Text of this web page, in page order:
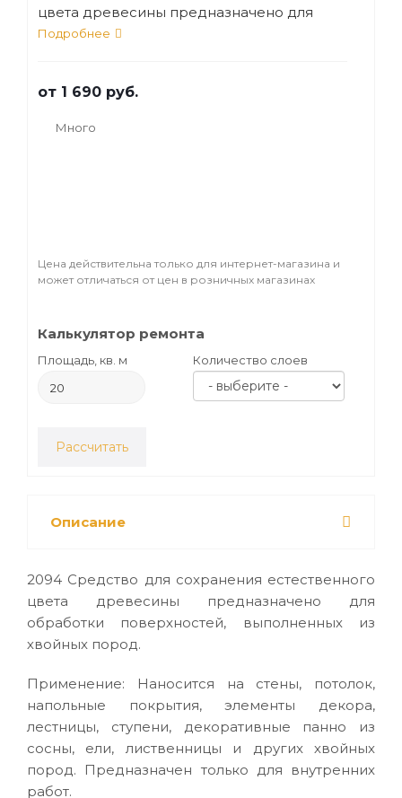
цвета древесины предназначено для
обработки поверхностей, выполненных из
Подробнее
от 1 690 руб.
Много
Цена действительна только для интернет-магазина и
может отличаться от цен в розничных магазинах
Калькулятор ремонта
Площадь, кв. м Количество слоев
Рассчитать
Описание
2094 Средство для сохранения естественного
цвета древесины предназначено для
обработки поверхностей, выполненных из
хвойных пород.
Применение: Наносится на стены, потолок,
напольные покрытия, элементы декора,
лестницы, ступени, декоративные панно из
сосны, ели, лиственницы и других хвойных
пород. Предназначен только для внутренних
работ.